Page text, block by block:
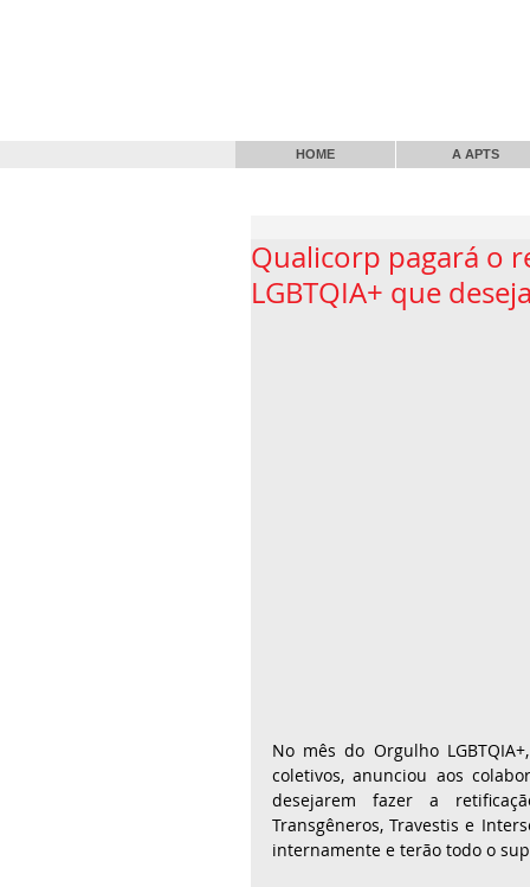
HOME A APTS
Qualicorp pagará o
LGBTQIA+ que
No mês do Orgulho
coletivos, anunciou aos
desejarem fazer a
Transgêneros, Travestis e
internamente e terão todo o